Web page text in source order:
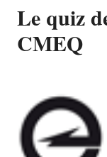
Le quiz
CMEQ